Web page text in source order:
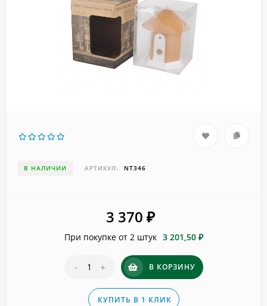
В НАЛИЧИИ АРТИКУЛ: NT346
3 370 ₽
При покупке от 2 штук 3 201,50 ₽
- + В КОРЗИНУ
КУПИТЬ В 1 КЛИК